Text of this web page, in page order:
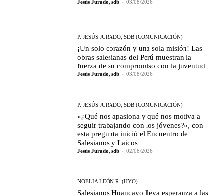
Jesús Jurado, sdb - 03/08/2026
P. JESÚS JURADO, SDB (COMUNICACIÓN)
¡Un solo corazón y una sola misión! Las
obras salesianas del Perú muestran la
fuerza de su compromiso con la juventud
Jesús Jurado, sdb - 03/08/2026
P. JESÚS JURADO, SDB (COMUNICACIÓN)
«¿Qué nos apasiona y qué nos motiva a
seguir trabajando con los jóvenes?», con
esta pregunta inició el Encuentro de
Salesianos y Laicos
Jesús Jurado, sdb - 02/08/2026
NOELIA LEÓN R. (HYO)
Salesianos Huancayo lleva esperanza a las